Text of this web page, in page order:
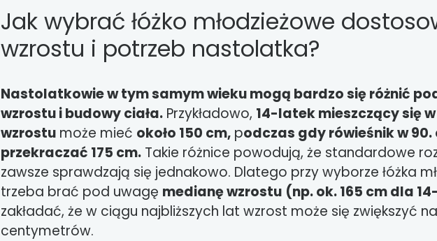
Jak wybrać łóżko młodzieżowe
wzrostu i potrzeb nastolatka?
Nastolatkowie w tym samym wieku mogą bardzo się różnić
wzrostu i budowy ciała. Przykładowo, 14-latek mieszczący się w
wzrostu może mieć około 150 cm, podczas gdy rówieśnik w
przekraczać 175 cm. Takie różnice powodują, że standardowe
zawsze sprawdzają się jednakowo. Dlatego przy wyborze łóżka
trzeba brać pod uwagę medianę wzrostu (np. ok. 165 cm dla
zakładać, że w ciągu najbliższych lat wzrost może się zwiększyć
centymetrów.